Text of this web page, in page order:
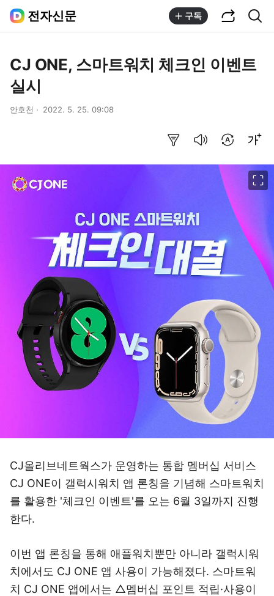
전자신문 구독
CJ ONE, 스마트워치 체크인 이벤트
실시
안호천 2022. 5. 25. 09:08
CJ올리브네트웍스가 운영하는 통합 멤버십 서비스
CJ ONE이 갤럭시워치 앱 론칭을 기념해 스마트워치
를 활용한 '체크인 이벤트'를 오는 6월 3일까지 진행
한다.
이번 앱 론칭을 통해 애플워치뿐만 아니라 갤럭시워
치에서도 CJ ONE 앱 사용이 가능해졌다. 스마트워
치 CJ ONE 앱에서는 △멤버십 포인트 적립·사용이